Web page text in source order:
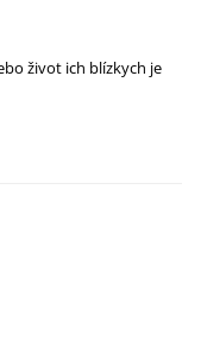
život ich blízkych je